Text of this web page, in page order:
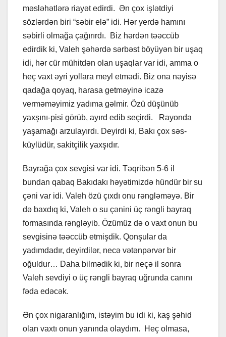
məsləhətlərə riayət edirdi. Ən çox işlətdiyi
sözlərdən biri “səbir elə” idi. Hər yerdə hamını
səbirli olmağa çağırırdı. Biz hərdən təəccüb
edirdik ki, Valeh şəhərdə sərbəst böyüyən bir uşaq
idi, hər cür mühitdən olan uşaqlar var idi, amma o
heç vaxt əyri yollara meyl etmədi. Biz ona nəyisə
qadağa qoyaq, harasa getməyinə icazə
verməməyimiz yadıma gəlmir. Özü düşünüb
yaxşını-pisi görüb, ayırd edib seçirdi. Rayonda
yaşamağı arzulayırdı. Deyirdi ki, Bakı çox səs-
küylüdür, sakitçilik yaxşıdır.
Bayrağa çox sevgisi var idi. Təqribən 5-6 il
bundan qabaq Bakıdakı həyətimizdə hündür bir su
çəni var idi. Valeh özü çıxdı onu rəngləməyə. Bir
də baxdıq ki, Valeh o su çənini üç rəngli bayraq
formasında rəngləyib. Özümüz də o vaxt onun bu
sevgisinə təəccüb etmişdik. Qonşular da
yadımdadır, deyirdilər, necə vətənpərvər bir
oğuldur… Daha bilmədik ki, bir neçə il sonra
Valeh sevdiyi o üç rəngli bayraq uğrunda canını
fəda edəcək.
Ən çox nigaranlığım, istəyim bu idi ki, kaş şəhid
olan vaxtı onun yanında olaydım. Heç olmasa,